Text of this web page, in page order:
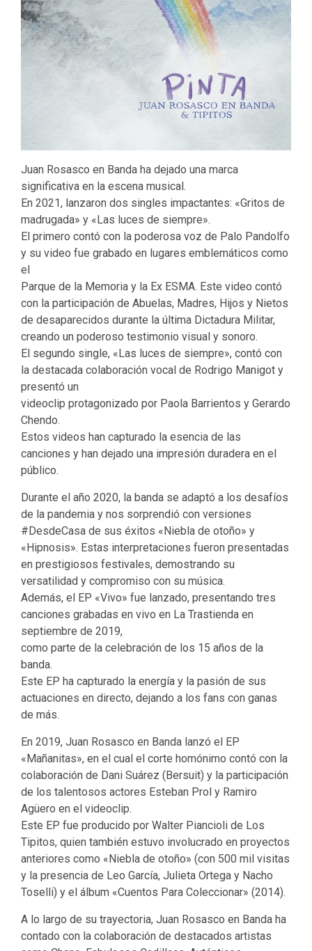
Juan Rosasco en Banda ha dejado una marca
significativa en la escena musical.
En 2021, lanzaron dos singles impactantes: «Gritos de
madrugada» y «Las luces de siempre».
El primero contó con la poderosa voz de Palo Pandolfo
y su video fue grabado en lugares emblemáticos como
el
Parque de la Memoria y la Ex ESMA. Este video contó
con la participación de Abuelas, Madres, Hijos y Nietos
de desaparecidos durante la última Dictadura Militar,
creando un poderoso testimonio visual y sonoro.
El segundo single, «Las luces de siempre», contó con
la destacada colaboración vocal de Rodrigo Manigot y
presentó un
videoclip protagonizado por Paola Barrientos y Gerardo
Chendo.
Estos videos han capturado la esencia de las
canciones y han dejado una impresión duradera en el
público.
Durante el año 2020, la banda se adaptó a los desafíos
de la pandemia y nos sorprendió con versiones
#DesdeCasa de sus éxitos «Niebla de otoño» y
«Hipnosis». Estas interpretaciones fueron presentadas
en prestigiosos festivales, demostrando su
versatilidad y compromiso con su música.
Además, el EP «Vivo» fue lanzado, presentando tres
canciones grabadas en vivo en La Trastienda en
septiembre de 2019,
como parte de la celebración de los 15 años de la
banda.
Este EP ha capturado la energía y la pasión de sus
actuaciones en directo, dejando a los fans con ganas
de más.
En 2019, Juan Rosasco en Banda lanzó el EP
«Mañanitas», en el cual el corte homónimo contó con la
colaboración de Dani Suárez (Bersuit) y la participación
de los talentosos actores Esteban Prol y Ramiro
Agüero en el videoclip.
Este EP fue producido por Walter Piancioli de Los
Tipitos, quien también estuvo involucrado en proyectos
anteriores como «Niebla de otoño» (con 500 mil visitas
y la presencia de Leo García, Julieta Ortega y Nacho
Toselli) y el álbum «Cuentos Para Coleccionar» (2014).
A lo largo de su trayectoria, Juan Rosasco en Banda ha
contado con la colaboración de destacados artistas